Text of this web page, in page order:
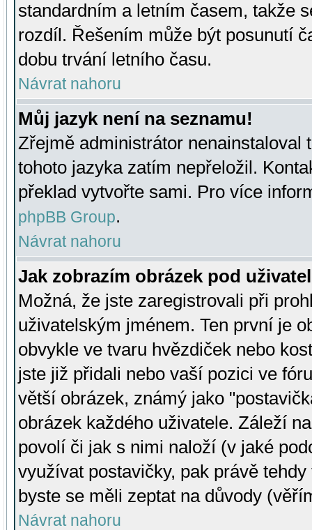
standardním a letním časem, takže
rozdíl. Řešením může být posunutí
dobu trvání letního času.
Návrat nahoru
Můj jazyk není na seznamu!
Zřejmě administrátor nenainstaloval
tohoto jazyka zatím nepřeložil.
překlad vytvořte sami. Pro více
phpBB Group.
Návrat nahoru
Jak zobrazím obrázek pod
Možná, že jste zaregistrovali při
uživatelským jménem. Ten první je
obvykle ve tvaru hvězdiček nebo
jste již přidali nebo vaší pozici ve
větší obrázek, známý jako
obrázek každého uživatele. Záleží
povolí či jak s nimi naloží (v jaké
využívat postavičky, pak právě
byste se měli zeptat na důvody
Návrat nahoru